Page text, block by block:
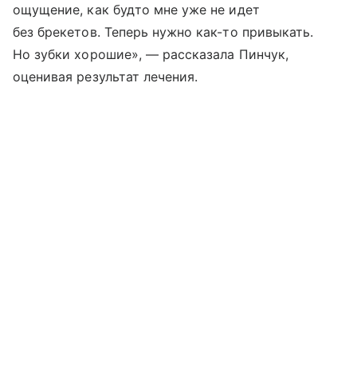
ощущение, как будто мне уже не идет
без брекетов. Теперь нужно как-то привыкать.
Но зубки хорошие», — рассказала Пинчук,
оценивая результат лечения.